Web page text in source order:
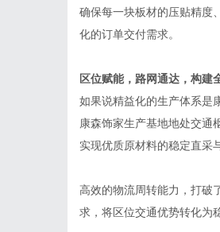
确保每一块板材的压贴精度
化的订单交付需求。
区位赋能，路网通达，构建
如果说精益化的生产体系是
康森饰家生产基地地处交通
实现优质原材料的稳定直采
高效的物流周转能力，打破
求，将区位交通优势转化为